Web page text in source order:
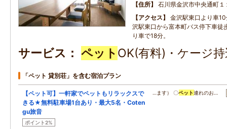
住所
石川県金沢市中央通町１
アクセス
金沢駅東口より車
沢駅東口から富本町バス停下車徒
り車で18分。
サービス ペット OK(有料)・ケージ
「ペット 貸別荘」を含む宿泊プラン
【ペット可】一軒家でペットもリラックスで
きる★無料駐車場1台あり・最大5名・Coten
gu旅音
ポイント2%
…ます） 〇ペット連れのお…